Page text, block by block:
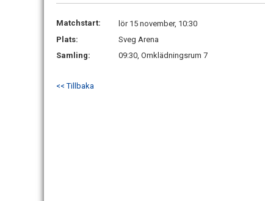
Matchstart:
lör 15 november, 10:30
Plats:
Sveg Arena
Samling:
09:30, Omklädningsrum 7
<< Tillbaka